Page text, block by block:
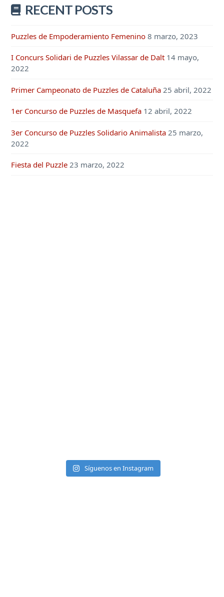
RECENT POSTS
Puzzles de Empoderamiento Femenino 8 marzo, 2023
I Concurs Solidari de Puzzles Vilassar de Dalt 14 mayo,
2022
Primer Campeonato de Puzzles de Cataluña 25 abril, 2022
1er Concurso de Puzzles de Masquefa 12 abril, 2022
3er Concurso de Puzzles Solidario Animalista 25 marzo,
2022
Fiesta del Puzzle 23 marzo, 2022
Síguenos en Instagram